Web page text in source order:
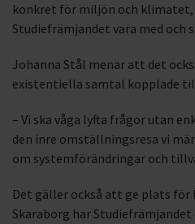
konkret för miljön och klimatet,
Studiefrämjandet vara med och
Johanna Stål menar att det
existentiella samtal kopplade
– Vi ska våga lyfta frågor utan
den inre omställningsresa vi
om systemförändringar och
Det gäller också att ge plats
Skaraborg har